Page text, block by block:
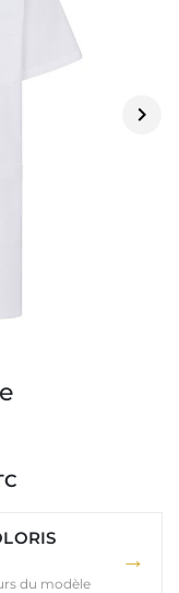

du modèle
→